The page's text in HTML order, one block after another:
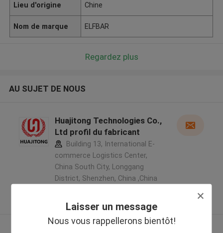
Laisser un message
Nous vous rappellerons bientôt!
Lieu d'origine Chine
Nom de marque ELFBAR
Regardez plus
AU SUJET DE NOUS
Huajitong Technologies Co.,
Ltd profil du fabricant
Building 13, International E-
commerce Logistics Center,
China South City, Longgang
District, Shenzhen, China ,China
Fournisseur vérifié
Regardez plus